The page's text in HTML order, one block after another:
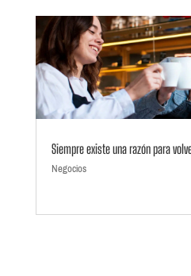
Siempre existe una razón para
Negocios